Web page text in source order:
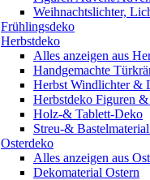
Weihnachtslichter,
Frühlingsdeko
Herbstdeko
Alles anzeigen aus
Handgemachte
Herbst Windlichter &
Herbstdeko Figuren &
Holz-& Tablett-Deko
Streu-&
Osterdeko
Alles anzeigen aus
Dekomaterial Ostern